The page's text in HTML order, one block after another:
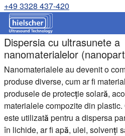
+49 3328 437-420
Dispersia cu ultrasunete a
nanomaterialelor
Nanomaterialele au devenit o
produse diverse, cum ar fi
produsele de protecție solară,
materialele compozite din
este utilizată pentru a dispersa
în lichide, ar fi apă, ulei, solvenți